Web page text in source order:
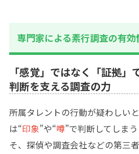
専門家による素行調査の有効
「感覚」ではなく「証拠」
判断を支える調査の力
所属タレントの行動が疑わしい
は“印象”や“噂”で判断してしま
そ、探偵や調査会社などの第三